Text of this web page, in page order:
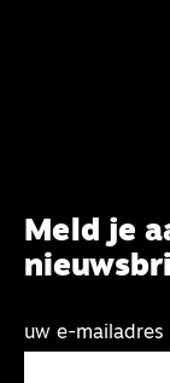
Meld je
uw e-mailadres